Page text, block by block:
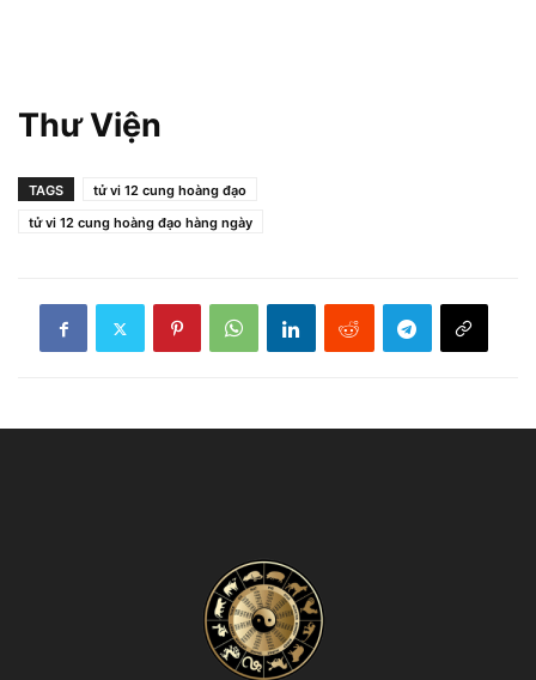
Thư Viện
TAGS
tử vi 12 cung hoàng đạo
tử vi 12 cung hoàng đạo hàng ngày